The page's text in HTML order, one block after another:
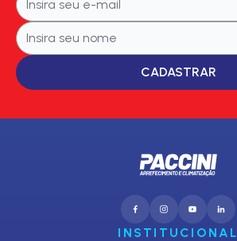
CADASTRAR
INSTITUCIONAL